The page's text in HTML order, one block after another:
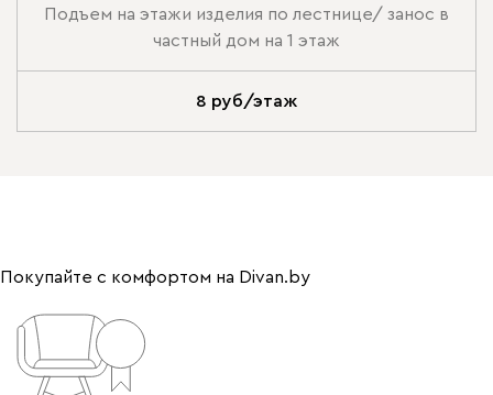
Подъем на этажи изделия по лестнице/ занос в
частный дом на 1 этаж
8 руб/этаж
Покупайте с комфортом на Divan.by